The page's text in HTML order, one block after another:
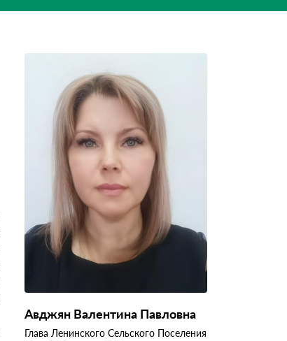
Авджян Валентина Павловна
Глава Ленинского Сельского Поселения